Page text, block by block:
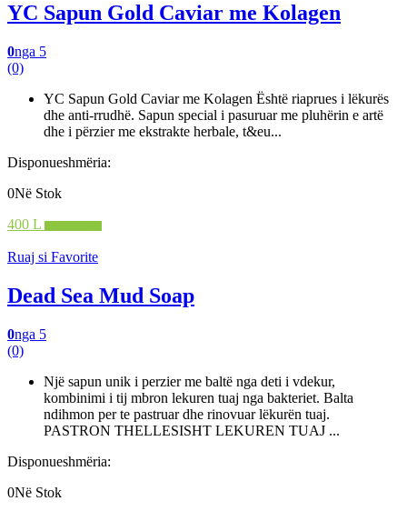
YC Sapun Gold Caviar me Kolagen
0nga 5
(0)
YC Sapun Gold Caviar me Kolagen Është riaprues i lëkurës
dhe anti-rrudhë. Sapun special i pasuruar me pluhërin e artë
dhe i përzier me ekstrakte herbale, t&eu...
Disponueshmëria:
0Në Stok
400 L
Ruaj si Favorite
Dead Sea Mud Soap
0nga 5
(0)
Një sapun unik i perzier me baltë nga deti i vdekur,
kombinimi i tij mbron lekuren tuaj nga bakteriet. Balta
ndihmon per te pastruar dhe rinovuar lëkurën tuaj.
PASTRON THELLESISHT LEKUREN TUAJ ...
Disponueshmëria:
0Në Stok